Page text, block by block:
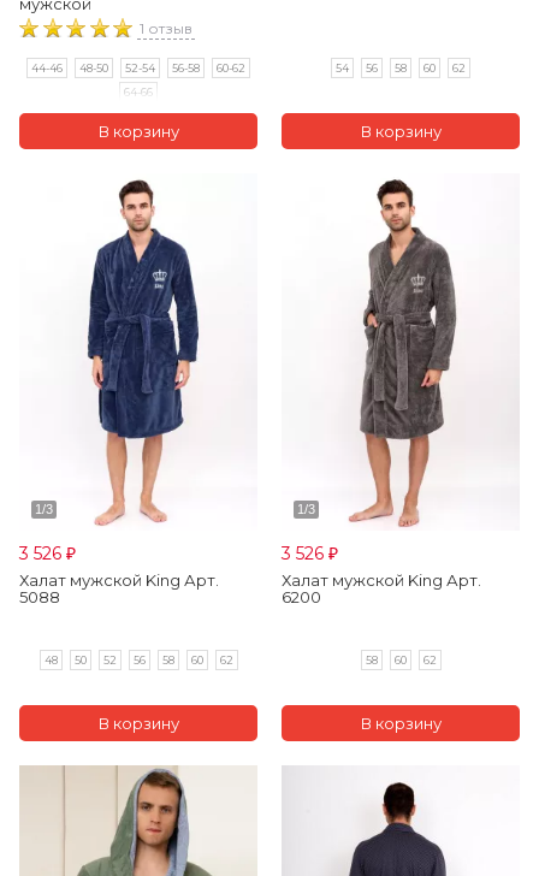
1 отзыв
44-46 48-50 52-54 56-58
60-62
64-66
54 56 58 60 62
3 526 ₽
Халат мужской King Арт.
5088
48 50 52 56 58 60 62
3 526 ₽
Халат мужской King Арт.
6200
58 60 62